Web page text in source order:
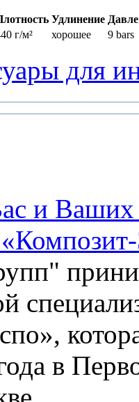
Удлинение
г/м² хорошее 9 bars
для
и Ваших
в